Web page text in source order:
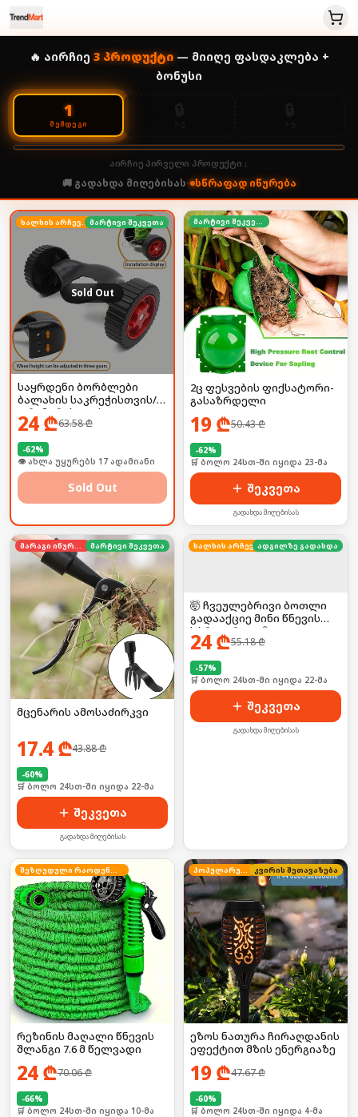
🔥 აირჩიე 3პროდუქტი— მიიღე ფასდაკლება +
ბონუსი
1
ᲨᲔᲛᲓᲔᲒᲘ
აირჩიე პირველი პროდუქტი ↓
🚚 გადახდა მიღებისას• სწრაფად იწურება
ხალხის არჩევანი მარტივი შეკვეთა
Sold Out
საყრდენი ბორბლები
ბალახის საკრეჭისთვის/
ტრიმერისთვის
24₾63.58₾
-62%
🛒 ბოლო 24სთ-ში იყიდა 23-მა
Sold Out
მარტივი შეკვეთა
2ც ფესვების ფიქსატორი-
გასაზრდელი
19 ₾50.43₾
-62%
🛒 ბოლო 24სთ-ში იყიდა 23-მა
შეკვეთა
გადახდა მიღებისას
მარაგი იწურება მარტივი შეკვეთა
მცენარის ამოსაძირკვი
17.4₾43.88₾
-60%
🛒 ბოლო 24სთ-ში იყიდა 22-მა
შეკვეთა
გადახდა მიღებისას
ხალხის არჩევანი
ადგილზე გადახდა
🤯 ჩვეულებრივი ბოთლი
გადააქციე მინი წნევის
სპრეიერად! 💦
24₾55.18₾
-57%
🛒 ბოლო 24სთ-ში იყიდა 22-მა
შეკვეთა
გადახდა მიღებისას
შეზღუდული რაოდენობა
რეზინის მაღალი წნევის
შლანგი 7.6 მ წელვადი
24₾70.06₾
-66%
🛒 ბოლო 24სთ-ში იყიდა 10-მა
პოპულარული კვირის შეთავაზება
ეზოს ნათურა ჩირაღდანის
ეფექტით მზის ენერგიაზე
19 ₾47.67₾
-60%
🛒 ბოლო 24სთ-ში იყიდა 4-მა